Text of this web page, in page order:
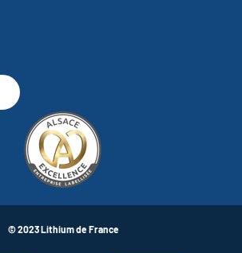
© 2023 Lithium de France